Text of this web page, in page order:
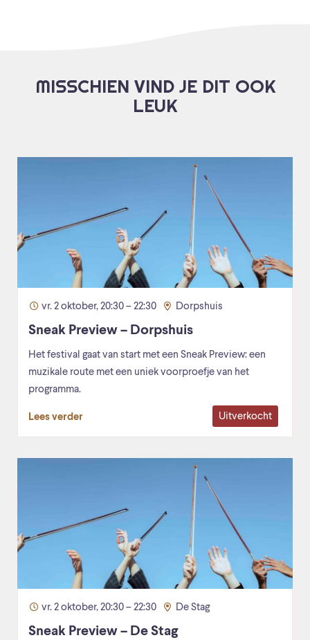
MISSCHIEN VIND JE DIT OOK
LEUK
vr. 2 oktober, 20:30 – 22:30 Dorpshuis
Sneak Preview – Dorpshuis
Het festival gaat van start met een Sneak Preview: een
muzikale route met een uniek voorproefje van het
programma.
Lees verder Uitverkocht
vr. 2 oktober, 20:30 – 22:30 De Stag
Sneak Preview – De Stag